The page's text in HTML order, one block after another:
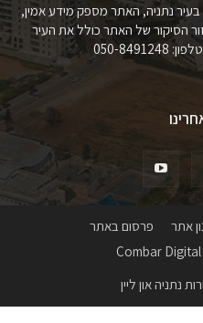
בעיר נתניה, האתר מספק מידע אמין,
הסיקור של האתר כולל את העיר
אתר
פרסום באתר
נתניה און ליין